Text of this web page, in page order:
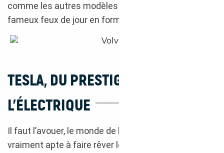
comme les autres modèles de sa fratrie, des
fameux feux de jour en forme de marteau de Thor.
TESLA, DU PRESTIGE DANS
L’ÉLECTRIQUE
Il faut l’avouer, le monde de l’électrique n’est pas
vraiment apte à faire rêver les passionnés